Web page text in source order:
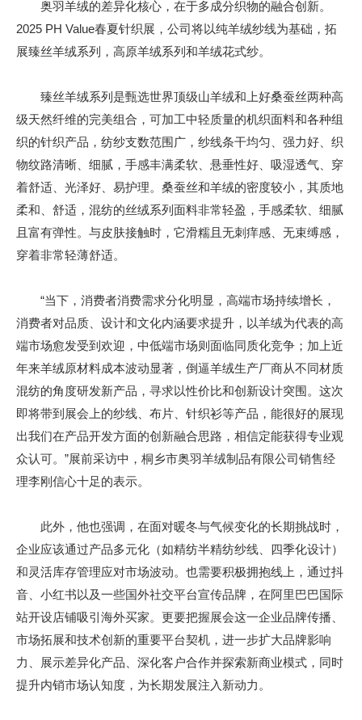
奥羽羊绒的差异化核心，在于多成分织物的融合创新。
2025 PH Value春夏针织展，公司将以纯羊绒纱线为基础，拓
展臻丝羊绒系列，高原羊绒系列和羊绒花式纱。
臻丝羊绒系列是甄选世界顶级山羊绒和上好桑蚕丝两种高
级天然纤维的完美组合，可加工中轻质量的机织面料和各种组
织的针织产品，纺纱支数范围广，纱线条干均匀、强力好、织
物纹路清晰、细腻，手感丰满柔软、悬垂性好、吸湿透气、穿
着舒适、光泽好、易护理。桑蚕丝和羊绒的密度较小，其质地
柔和、舒适，混纺的丝绒系列面料非常轻盈，手感柔软、细腻
且富有弹性。与皮肤接触时，它滑糯且无刺痒感、无束缚感，
穿着非常轻薄舒适。
“当下，消费者消费需求分化明显，高端市场持续增长，
消费者对品质、设计和文化内涵要求提升，以羊绒为代表的高
端市场愈发受到欢迎，中低端市场则面临同质化竞争；加上近
年来羊绒原材料成本波动显著，倒逼羊绒生产厂商从不同材质
混纺的角度研发新产品，寻求以性价比和创新设计突围。这次
即将带到展会上的纱线、布片、针织衫等产品，能很好的展现
出我们在产品开发方面的创新融合思路，相信定能获得专业观
众认可。”展前采访中，桐乡市奥羽羊绒制品有限公司销售经
理李刚信心十足的表示。
此外，他也强调，在面对暖冬与气候变化的长期挑战时，
企业应该通过产品多元化（如精纺半精纺纱线、四季化设计）
和灵活库存管理应对市场波动。也需要积极拥抱线上，通过抖
音、小红书以及一些国外社交平台宣传品牌，在阿里巴巴国际
站开设店铺吸引海外买家。更要把握展会这一企业品牌传播、
市场拓展和技术创新的重要平台契机，进一步扩大品牌影响
力、展示差异化产品、深化客户合作并探索新商业模式，同时
提升内销市场认知度，为长期发展注入新动力。